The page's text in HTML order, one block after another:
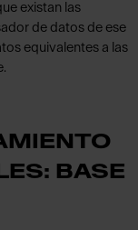
existan las
de datos de ese
equivalentes a las
BASE